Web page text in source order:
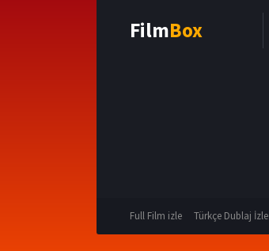
FilmBox
Full Film izle Türkçe Dublaj İzle